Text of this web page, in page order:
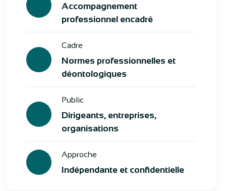
Accompagnement
professionnel encadré
Cadre
Normes professionnelles et
déontologiques
Public
Dirigeants, entreprises,
organisations
Approche
Indépendante et confidentielle